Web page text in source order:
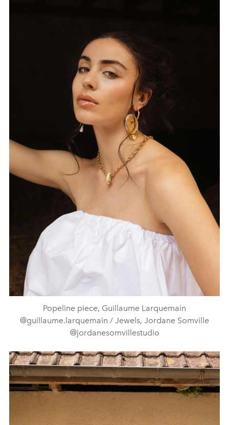
Popeline piece, Guillaume Larquemain
@guillaume.larquemain / Jewels, Jordane Somville
@jordanesomvillestudio